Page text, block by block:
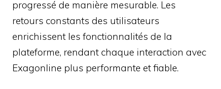
progressé de manière mesurable. Les
retours constants des utilisateurs
enrichissent les fonctionnalités de la
plateforme, rendant chaque interaction avec
Exagonline plus performante et fiable.